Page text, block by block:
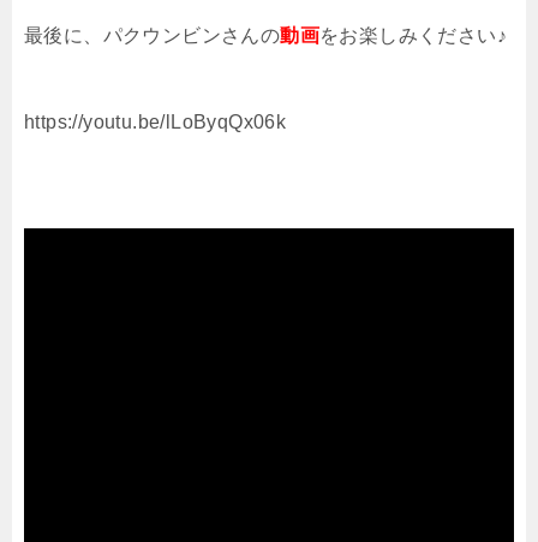
最後に、パクウンビンさんの動画をお楽しみください♪
https://youtu.be/lLoByqQx06k